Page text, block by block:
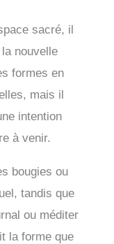
sacré, il
nouvelle
formes en
mais il
intention
à venir.
bougies ou
tandis que
ou méditer
la forme que